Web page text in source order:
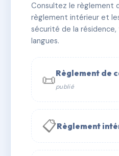
✓ Immatriculée 🏠 52 lots
📞 Contacter Syndic
Consultez le règlement
règlement intérieur et
sécurité de la
langues.
📜Règlement de
publié
📋Règlement